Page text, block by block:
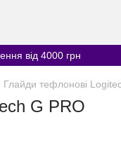
від 4000 грн
Глайди тефлонові
G PRO